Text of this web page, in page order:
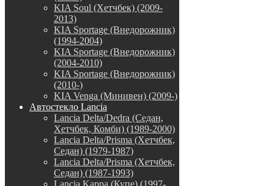
KIA Soul (Хетчбек) (2009-
2013)
KIA Sportage (Внедорожник)
(1994-2004)
KIA Sportage (Внедорожник)
(2004-2010)
KIA Sportage (Внедорожник)
(2010-)
KIA Venga (Минивен) (2009-)
Автостекло Lancia
Lancia Delta/Dedra (Седан,
Хетчбек, Комби) (1989-2000)
Lancia Delta/Prisma (Хетчбек,
Седан) (1979-1987)
Lancia Delta/Prisma (Хетчбек,
Седан) (1987-1993)
Lancia Kappa (Купе) (1997-